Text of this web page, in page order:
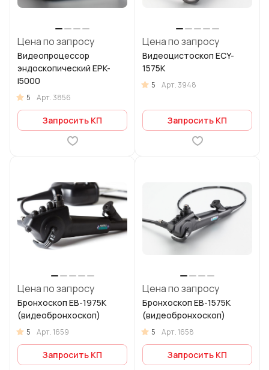
Цена по запросу
Видеопроцессор
эндоскопический EPK-
i5000
5 Арт.3856
Запросить КП
Цена по запросу
Видеоцистоскоп ECY-
1575K
5 Арт.3948
Запросить КП
Цена по запросу
Бронхоскоп EB-1975K
(видеобронхоскоп)
5 Арт.1659
Запросить КП
Цена по запросу
Бронхоскоп EB-1575K
(видеобронхоскоп)
5 Арт.1658
Запросить КП